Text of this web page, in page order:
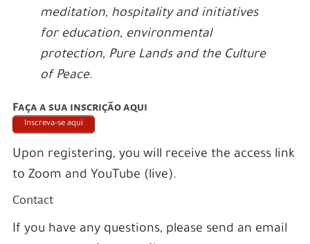
meditation, hospitality and initiatives
for education, environmental
protection, Pure Lands and the Culture
of Peace.
Faça a sua inscrição aqui
Inscreva-se aqui
Upon registering, you will receive the access link
to Zoom and YouTube (live).
Contact
If you have any questions, please send an email